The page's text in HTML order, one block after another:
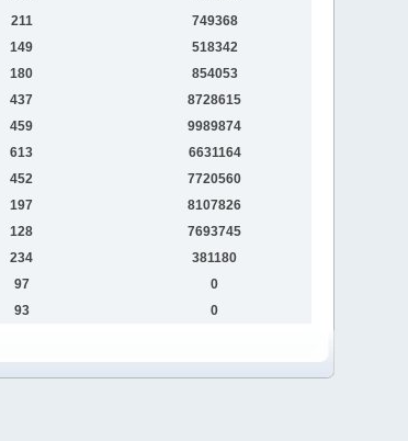
211
749368
149
518342
180
854053
437
8728615
459
9989874
613
6631164
452
7720560
197
8107826
128
7693745
234
381180
97
0
93 0